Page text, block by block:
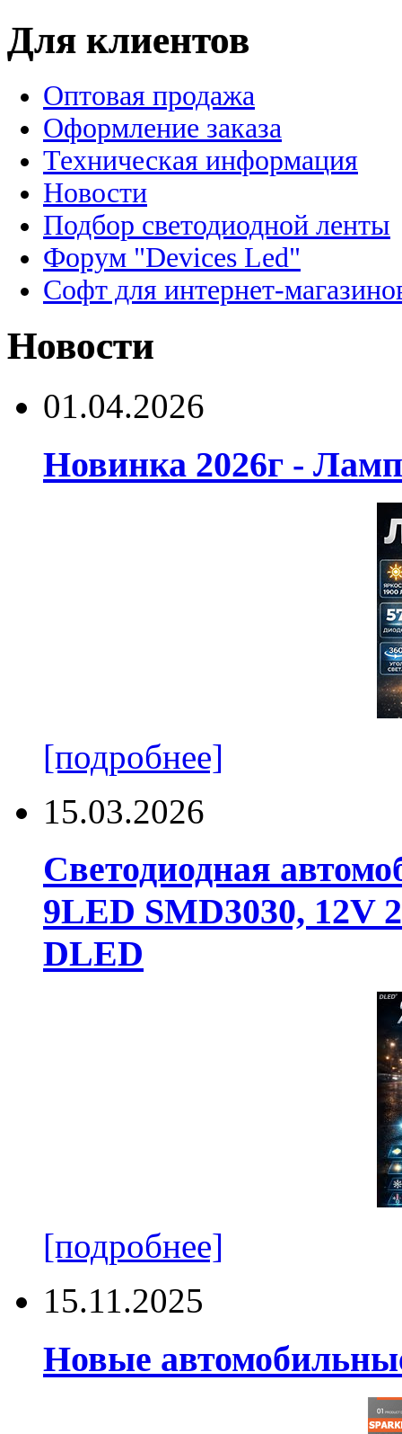
Для клиентов
Оптовая продажа
Оформление заказа
Техническая информация
Новости
Подбор светодиодной ленты
Форум "Devices Led"
Софт для интернет-
Новости
01.04.2026
Новинка 2026г -
[подробнее]
15.03.2026
Светодиодная
9LED SMD3030, 12V
DLED
[подробнее]
15.11.2025
Новые